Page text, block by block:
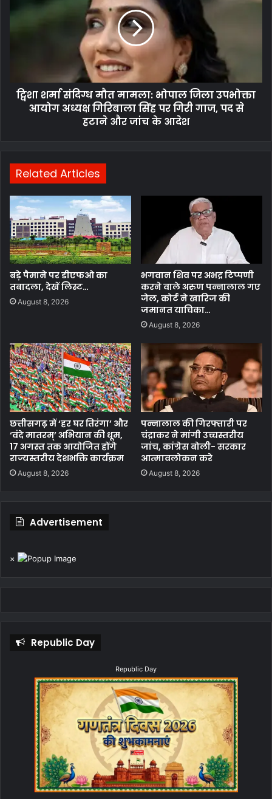
ट्विशा शर्मा संदिग्ध मौत मामला: भोपाल जिला उपभोक्ता
आयोग अध्यक्ष गिरिबाला सिंह पर गिरी गाज, पद से
हटाने और जांच के आदेश
Related Articles
बड़े पैमाने पर डीएफओ का
तबादला, देखें लिस्ट…
August 8, 2026
भगवान शिव पर अभद्र टिप्पणी
करने वाले अरुण पन्नालाल गए
जेल, कोर्ट ने खारिज की
जमानत याचिका…
August 8, 2026
छत्तीसगढ़ में ‘हर घर तिरंगा’ और
‘वंदे मातरम्’ अभियान की धूम,
17 अगस्त तक आयोजित होंगे
राज्यस्तरीय देशभक्ति कार्यक्रम
August 8, 2026
पन्नालाल की गिरफ्तारी पर
चंद्राकर ने मांगी उच्चस्तरीय
जांच, कांग्रेस बोली- सरकार
आत्मावलोकन करे
August 8, 2026
Advertisement
×
Republic Day
Republic Day